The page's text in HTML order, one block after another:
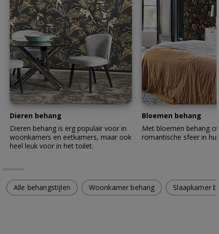
Dieren behang
Dieren behang is erg populair voor in
woonkamers en eetkamers, maar ook
heel leuk voor in het toilet.
Bloemen behang
Met bloemen behang
romantische sfeer in
Alle behangstijlen Woonkamer behang Slaapkamer